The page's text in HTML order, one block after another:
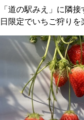
「道の駅みえ」に隣
日限定でいちご狩り